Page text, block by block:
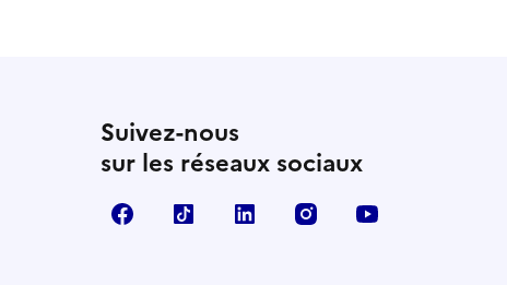
Suivez-nous
sur les réseaux sociaux
FacebookTikTok LinkedIn Instagram